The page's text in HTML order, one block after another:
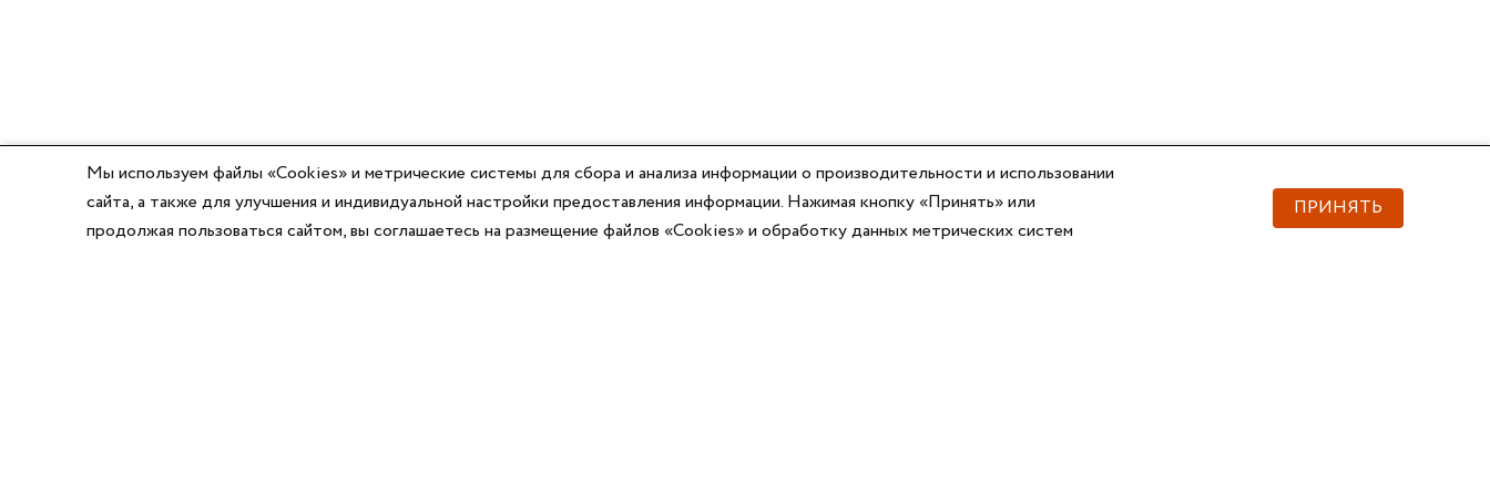
Мы используем файлы «Cookies» и метрические системы для сбора и анализа информации о производительности и использовании
сайта, а также для улучшения и индивидуальной настройки предоставления информации. Нажимая кнопку «Принять» или
продолжая пользоваться сайтом, вы соглашаетесь на размещение файлов «Cookies» и обработку данных метрических систем
ПРИНЯТЬ